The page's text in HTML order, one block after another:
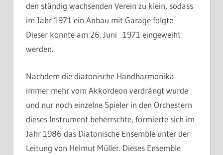
den ständig wachsenden Verein zu klein, sodass
im Jahr 1971 ein Anbau mit Garage folgte.
Dieser konnte am 26. Juni 1971 eingeweiht
werden.
Nachdem die diatonische Handharmonika
immer mehr vom Akkordeon verdrängt wurde
und nur noch einzelne Spieler in den Orchestern
dieses Instrument beherrschte, formierte sich im
Jahr 1986 das Diatonische Ensemble unter der
Leitung von Helmut Müller. Dieses Ensemble